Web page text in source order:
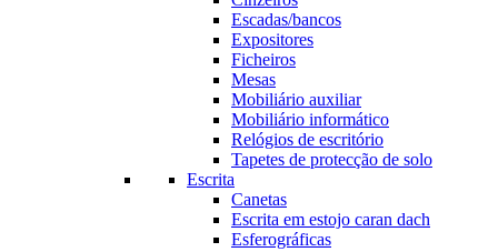
Escadas/bancos
Expositores
Ficheiros
Mesas
Mobiliário auxiliar
Mobiliário informático
Relógios de escritório
Tapetes de protecção de solo
Escrita
Canetas
Escrita em estojo caran dach
Esferográficas